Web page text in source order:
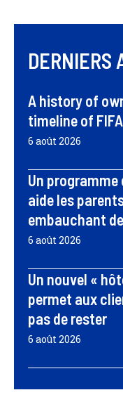
DERNIERS
A history of
timeline of
6 août 2026
Un programme
aide les
embauchant
6 août 2026
Un nouvel «
permet aux
pas de rester
6 août 2026